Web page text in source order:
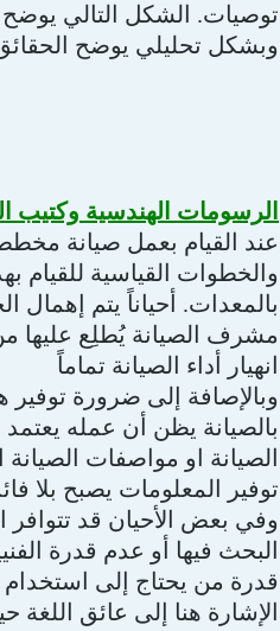
توصيات. الشكل التالي
وبشكل تحليلي يوضح الحقائق
الرسومات الهندسية وكتيب
عند القيام بعمل صيانة
والخطوات القياسية للقيام
بالمعدات. أحياناً يتم
مشرف الصيانة يُطلِع عليها
انهيار أداء الصيانة تماماً
وبالإصافة إلى ضرورة
بالصيانة يظن أن عمله
الصيانة او مواصفات الصيانة
توفير المعلومات يصبح بلا
وفي بعض الأحيان قد تتوافر
البحث فيها أو عدم قدرة
قدرة من يحتاج إلى استخدام
الإشارة هنا إلى عائق اللغة